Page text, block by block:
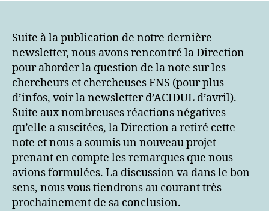
sur
les
chercheur·euses
FNS
Suite à la publication de notre dernière
newsletter, nous avons rencontré la Direction
pour aborder la question de la note sur les
chercheurs et chercheuses FNS (pour plus
d’infos, voir la newsletter d’ACIDUL d’avril).
Suite aux nombreuses réactions négatives
qu’elle a suscitées, la Direction a retiré cette
note et nous a soumis un nouveau projet
prenant en compte les remarques que nous
avions formulées. La discussion va dans le bon
sens, nous vous tiendrons au courant très
prochainement de sa conclusion.